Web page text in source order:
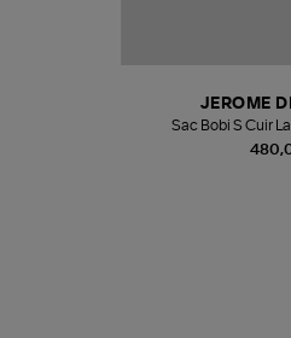
JEROME
Sac Bobi S Cuir